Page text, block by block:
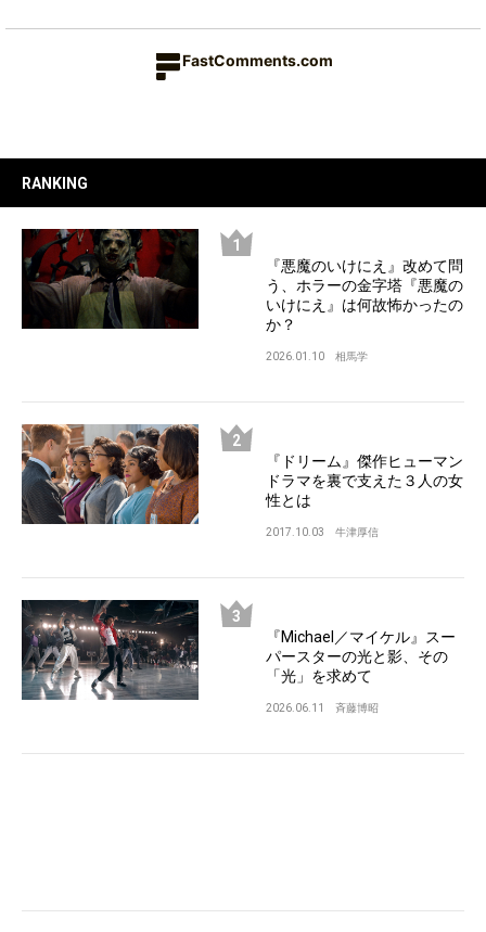
FastComments.com
RANKING
『悪魔のいけにえ』改めて問
う、ホラーの金字塔『悪魔の
いけにえ』は何故怖かったの
か？
2026.01.10 相馬学
『ドリーム』傑作ヒューマン
ドラマを裏で支えた３人の女
性とは
2017.10.03 牛津厚信
『Michael／マイケル』スー
パースターの光と影、その
「光」を求めて
2026.06.11 斉藤博昭